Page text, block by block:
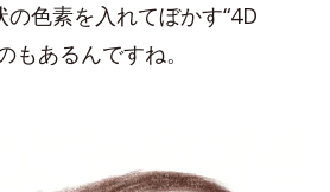
の色素を入れてぼかす“4D
もあるんですね。